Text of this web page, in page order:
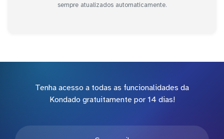
sempre atualizados automaticamente.
Tenha acesso a todas as funcionalidades da
Kondado gratuitamente por 14 dias!